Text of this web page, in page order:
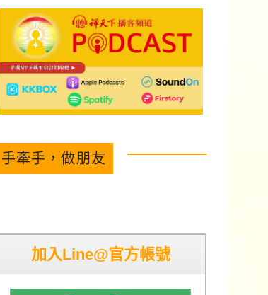
手牽手，做朋友
加入Line@官方帳號